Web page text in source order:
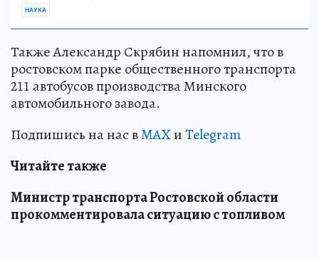
НАУКА
Также Александр Скрябин напомнил, что в
ростовском парке общественного транспорта
211 автобусов производства Минского
автомобильного завода.
Подпишись на нас вMAXиTelegram
Читайте также
Министр транспорта Ростовской области
прокомментировала ситуацию с топливом